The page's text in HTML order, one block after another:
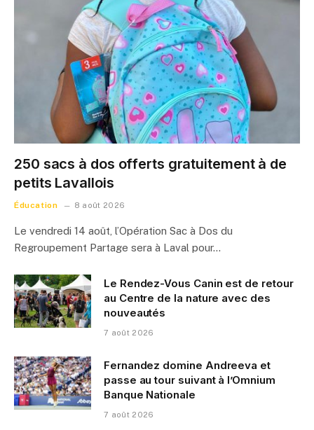
250 sacs à dos offerts gratuitement à de
petits Lavallois
Éducation 8 août 2026
Le vendredi 14 août, l’Opération Sac à Dos du
Regroupement Partage sera à Laval pour…
Le Rendez-Vous Canin est de retour
au Centre de la nature avec des
nouveautés
7 août 2026
Fernandez domine Andreeva et
passe au tour suivant à l’Omnium
Banque Nationale
7 août 2026